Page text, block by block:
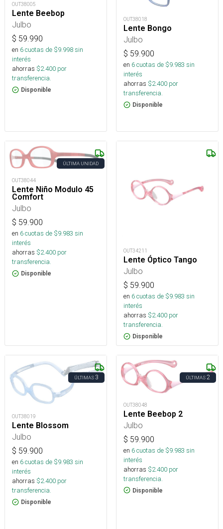
OUT38005
Lente Beebop
Julbo
$ 59.990
en 6cuotas de $9.998sin
interés
ahorras $2.400 por
transferencia.
Disponible
OUT38018
Lente Bongo
Julbo
$ 59.900
en 6cuotas de $9.983 sin
interés
ahorras $2.400 por
transferencia.
Disponible
ÚLTIMA UNIDAD
OUT38044
Lente Niño Modulo 45
Comfort
Julbo
$ 59.900
en 6cuotas de $9.983 sin
interés
ahorras $2.400 por
transferencia.
Disponible
OUT34211
Lente Óptico Tango
Julbo
$ 59.900
en 6cuotas de $9.983 sin
interés
ahorras $2.400 por
transferencia.
Disponible
ÚLTIMAS3
OUT38019
Lente Blossom
Julbo
$ 59.900
en 6cuotas de $9.983 sin
interés
ahorras $2.400 por
transferencia.
Disponible
ÚLTIMAS2
OUT38048
Lente Beebop 2
Julbo
$ 59.900
en 6cuotas de $9.983 sin
interés
ahorras $2.400 por
transferencia.
Disponible